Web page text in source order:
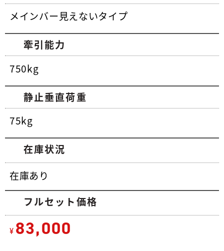
メインバー見えないタイプ
牽引能力
750kg
静止垂直荷重
75kg
在庫状況
在庫あり
フルセット価格
¥ 83,000